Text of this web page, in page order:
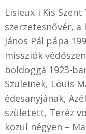
Lisieux-i Kis
szerzetesnővér,
János Pál pápa
missziók
boldoggá 1923-
Szüleinek, Louis
édesanyjának,
született, Teréz
közül négyen –